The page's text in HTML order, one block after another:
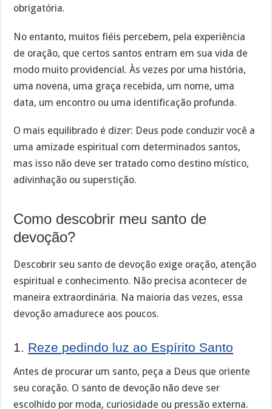
obrigatória.
No entanto, muitos fiéis percebem, pela experiência
de oração, que certos santos entram em sua vida de
modo muito providencial. Às vezes por uma história,
uma novena, uma graça recebida, um nome, uma
data, um encontro ou uma identificação profunda.
O mais equilibrado é dizer: Deus pode conduzir você a
uma amizade espiritual com determinados santos,
mas isso não deve ser tratado como destino místico,
adivinhação ou superstição.
Como descobrir meu santo de
devoção?
Descobrir seu santo de devoção exige oração, atenção
espiritual e conhecimento. Não precisa acontecer de
maneira extraordinária. Na maioria das vezes, essa
devoção amadurece aos poucos.
1. Reze pedindo luz ao Espírito Santo
Antes de procurar um santo, peça a Deus que oriente
seu coração. O santo de devoção não deve ser
escolhido por moda, curiosidade ou pressão externa.